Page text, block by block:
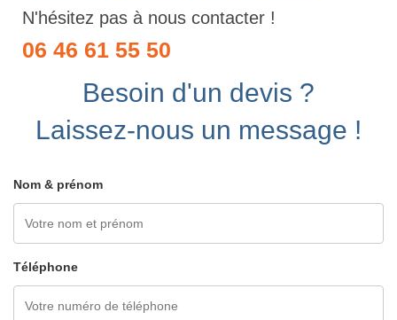
N'hésitez pas à nous contacter !
06 46 61 55 50
Besoin d'un devis ?
Laissez-nous un message !
Nom & prénom
Téléphone